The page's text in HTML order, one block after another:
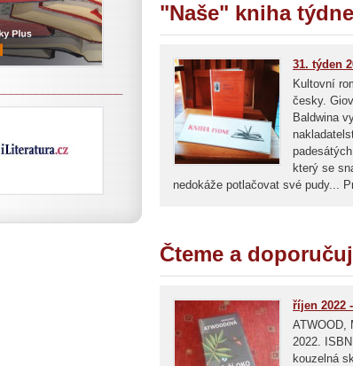
"Naše" kniha týdne
31. týden
Kultovní
česky.
Baldwina
který se
nedokáže potlačovat své pudy...
Čteme a
říjen 2022
ATWOOD,
2022.
kouzelná